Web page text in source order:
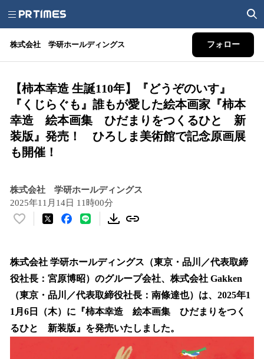
株式会社 学研ホールディングス フォロー
【柿本幸造 生誕110年】『どうぞのいす』
『くじらぐも』誰もが愛した絵本画家『柿本
幸造 絵本画集 ひだまりをつくるひと 新
装版』発売！ ひろしま美術館で記念原画展
も開催！
株式会社 学研ホールディングス
2025年11月14日 11時00分
い
！
数
を
読
み
込
み
株式会社 学研ホールディングス（東京・品川／代表取締
役社長：宮原博昭）のグループ会社、株式会社 Gakken
（東京・品川／代表取締役社長：南條達也）は、2025年1
1月6日（木）に『柿本幸造 絵本画集 ひだまりをつく
るひと 新装版』を発売いたしました。